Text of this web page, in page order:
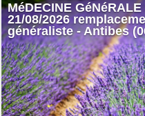
MéDECINE
21/08/2026
généraliste - Antibes